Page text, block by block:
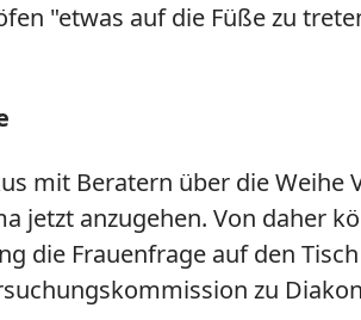
"etwas auf die Füße zu
mit Beratern über die
jetzt anzugehen. Von daher
die Frauenfrage auf den
zu